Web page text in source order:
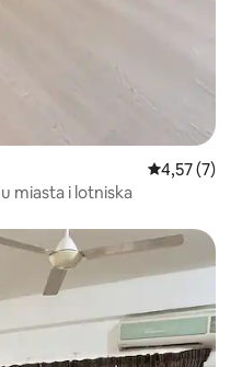
Średnia
4,57 (7)
miasta i lotniska